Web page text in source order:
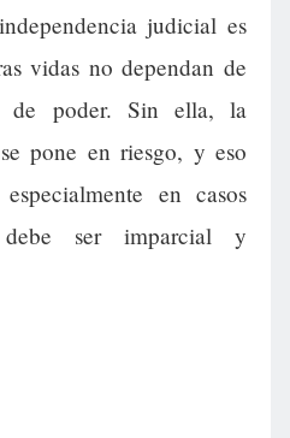
judicial es
vidas no dependan de
de poder. Sin ella, la
pone en riesgo, y eso
en casos
ser imparcial y